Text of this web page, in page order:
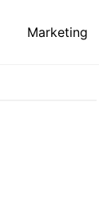
Marketing